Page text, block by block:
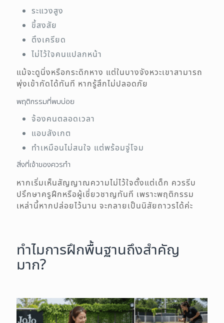
ระแวงสูง
ขี้สงสัย
ตึงเครียด
ไม่ไว้ใจคนแปลกหน้า
แม้จะดูนิ่งหรือกระดิกหาง แต่ในบางจังหวะเขาสามารถ
พุ่งเข้ากัดได้ทันที หากรู้สึกไม่ปลอดภัย
พฤติกรรมที่พบบ่อย
จ้องคนตลอดเวลา
แอบสังเกต
ทำเหมือนไม่สนใจ แต่พร้อมจู่โจม
สิ่งที่เจ้าของควรทำ
หากเริ่มเห็นสัญญาณความไม่ไว้ใจตั้งแต่เด็ก ควรรีบ
ปรึกษาครูฝึกหรือผู้เชี่ยวชาญทันที เพราะพฤติกรรม
เหล่านี้หากปล่อยไว้นาน จะกลายเป็นนิสัยถาวรได้ค่ะ
ทำไมการฝึกพื้นฐานถึงสำคัญ
มาก?